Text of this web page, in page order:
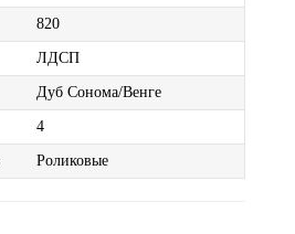
820
ЛДСП
Дуб Сонома/Венге
4
Роликовые